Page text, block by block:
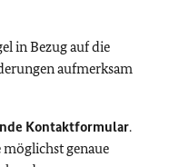
in Bezug auf die
aufmerksam
Kontaktformular.
genaue